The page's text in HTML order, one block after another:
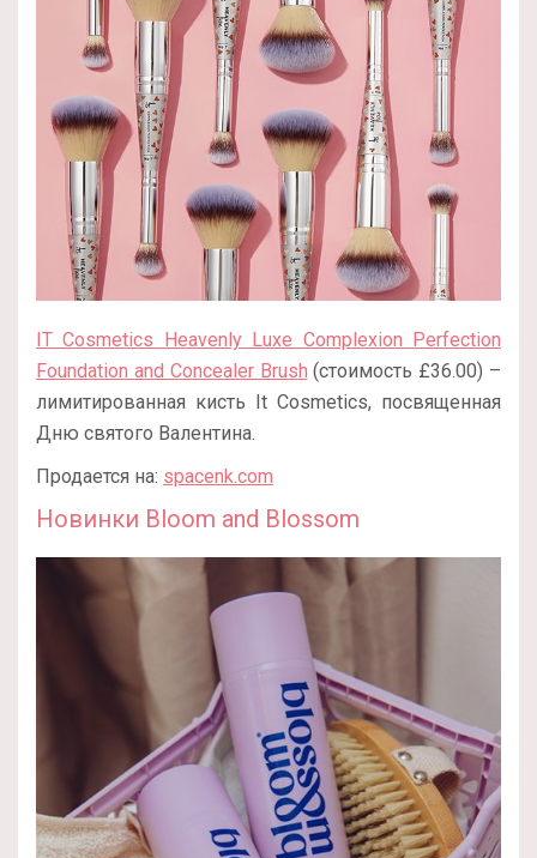
IT Cosmetics Heavenly Luxe Complexion Perfection
Foundation and Concealer Brush (стоимость £36.00) –
лимитированная кисть It Cosmetics, посвященная
Дню святого Валентина.
Продается на: spacenk.com
Новинки Bloom and Blossom